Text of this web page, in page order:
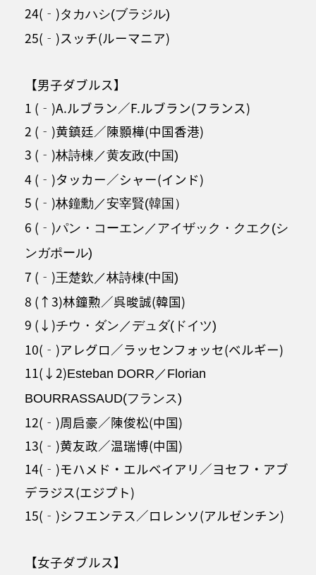
24(‐)タカハシ(ブラジル)
25(‐)スッチ(ルーマニア)
【男子ダブルス】
1 (‐)A.ルブラン／F.ルブラン(フランス)
2 (‐)黄鎮廷／陳顥樺(中国香港)
3 (‐)林詩棟／黄友政(中国)
4 (‐)タッカー／シャー(インド)
5 (‐)林鐘勳／安宰賢(韓国）
6 (‐)パン・コーエン／アイザック・クエク(シ
ンガポール)
7 (‐)王楚欽／林詩棟(中国)
8 (↑3)林鐘勲／呉晙誠(韓国)
9 (↓)チウ・ダン／デュダ(ドイツ)
10(‐)アレグロ／ラッセンフォッセ(ベルギー)
11(↓2)Esteban DORR／Florian
BOURRASSAUD(フランス)
12(‐)周启豪／陳俊松(中国)
13(‐)黄友政／温瑞博(中国)
14(‐)モハメド・エルベイアリ／ヨセフ・アブ
デラジス(エジプト)
15(‐)シフエンテス／ロレンソ(アルゼンチン)
【女子ダブルス】